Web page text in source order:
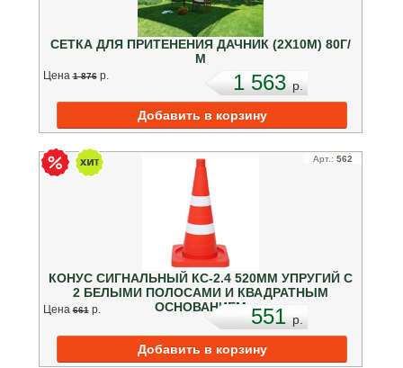
СЕТКА ДЛЯ ПРИТЕНЕНИЯ ДАЧНИК (2Х10М) 80Г/
М
Цена 1 876 p. 1 563p.
Арт.: 562
КОНУС СИГНАЛЬНЫЙ КС-2.4 520ММ УПРУГИЙ С
2 БЕЛЫМИ ПОЛОСАМИ И КВАДРАТНЫМ
ОСНОВАНИЕМ
Цена 661 p. 551p.